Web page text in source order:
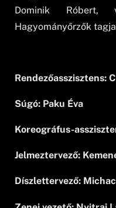
Dominik Róbert,
Hagyományőrzők
Rendezőasszisztens:
Súgó: Paku Éva
Koreográfus-
Jelmeztervező:
Díszlettervező: